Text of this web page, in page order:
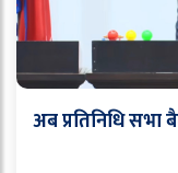
अब प्रतिनिधि